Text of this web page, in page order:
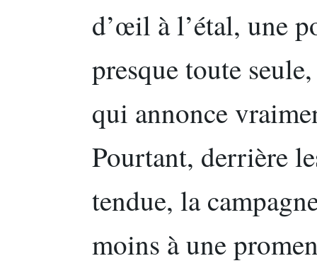
d’œil à l’étal, une
presque toute
qui annonce
Pourtant, derrière
tendue, la
moins à une